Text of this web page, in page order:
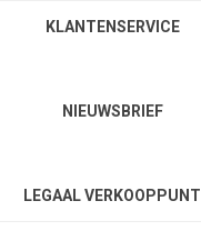
KLANTENSERVICE
NIEUWSBRIEF
LEGAAL VERKOOPPUNT